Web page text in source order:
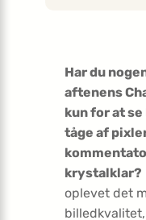
Har du
aftenens
kun for at
tåge af
krystalklar?
oplevet det